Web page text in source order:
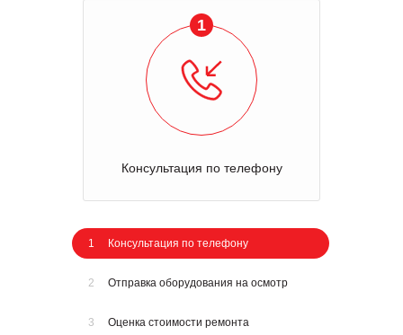
1
Консультация по телефону
1 Консультация по телефону
2 Отправка оборудования на осмотр
3 Оценка стоимости ремонта